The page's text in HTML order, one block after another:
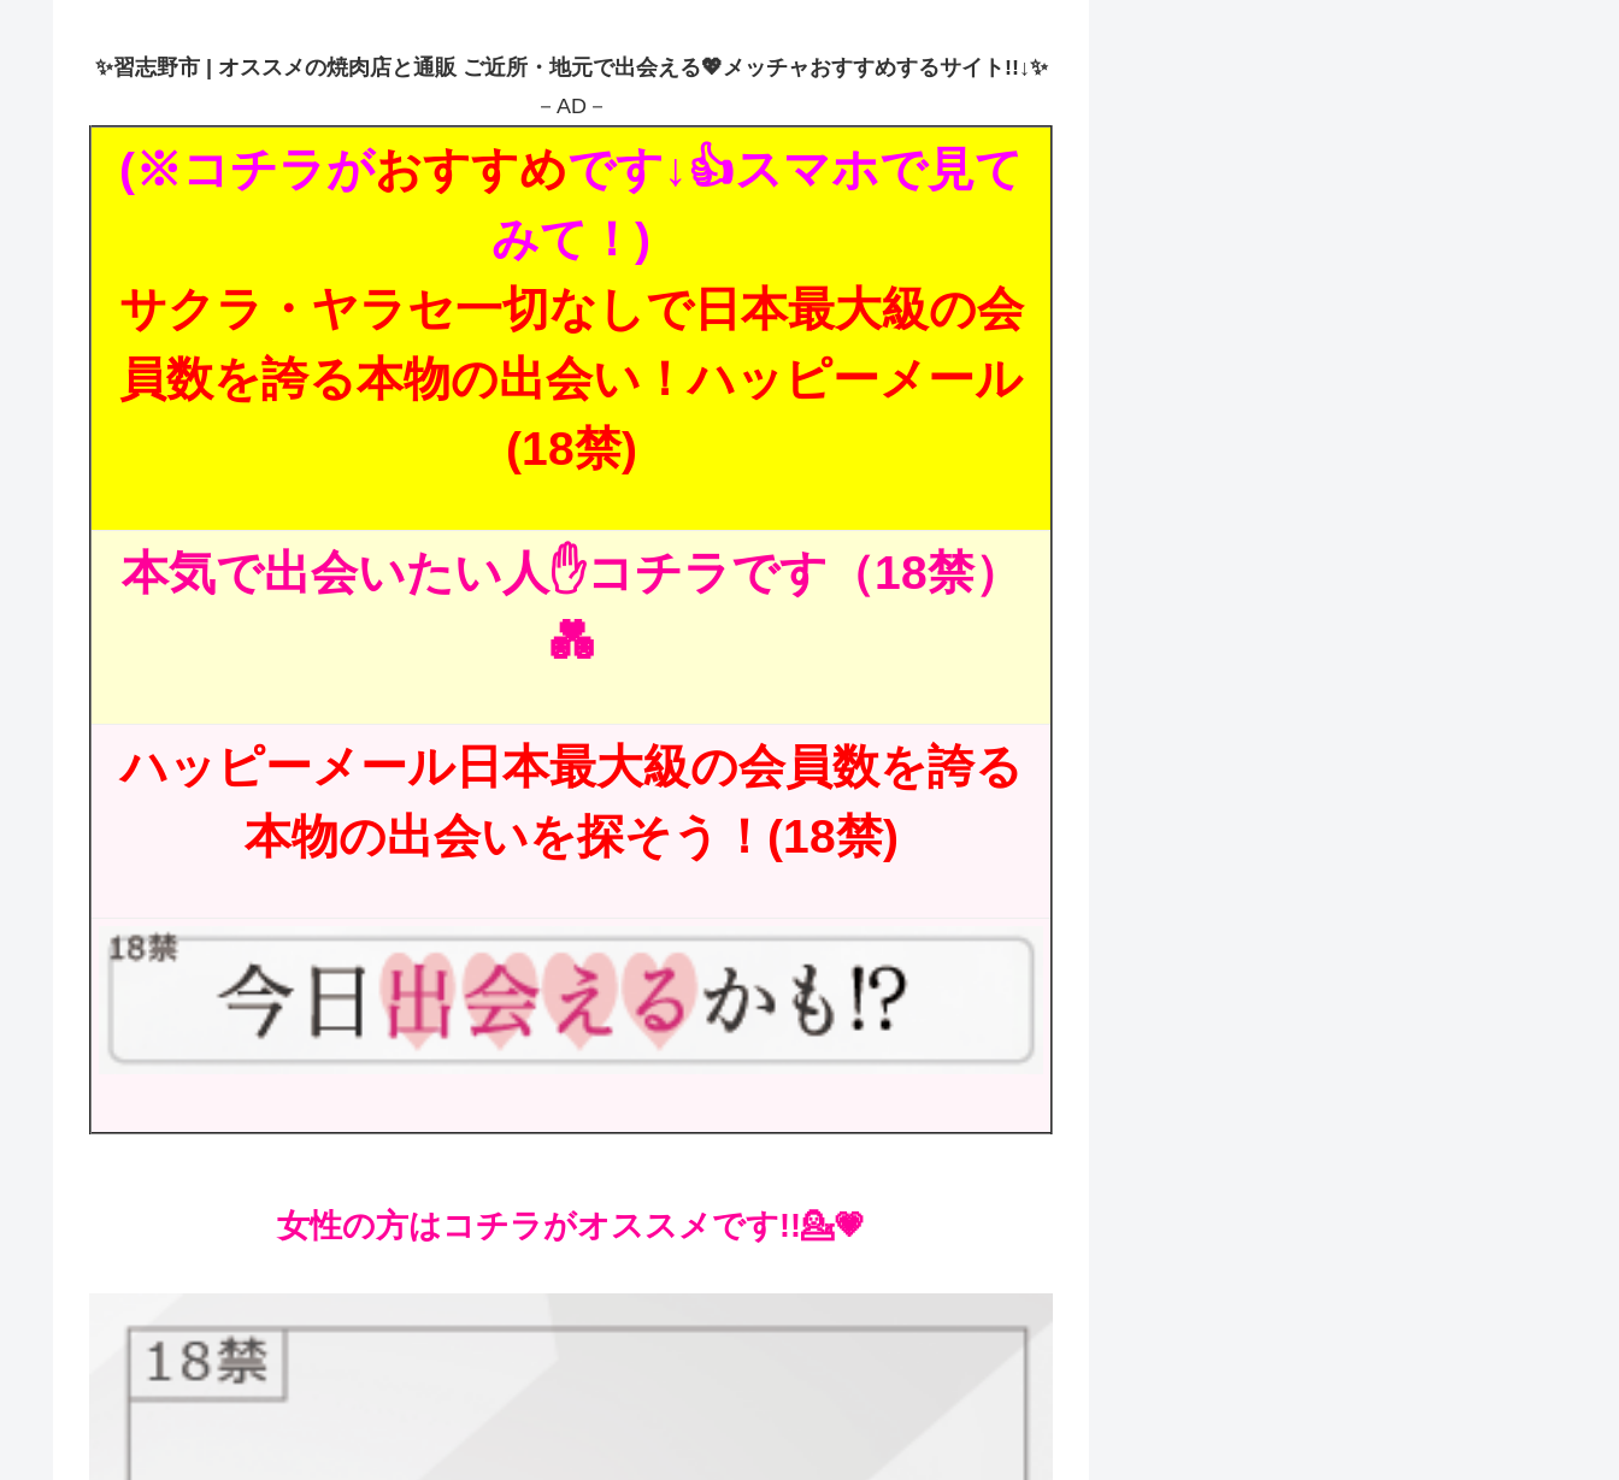
✨習志野市 | オススメの焼肉店と通販 ご近所・地元で出会える💖メッチャおすすめするサイト!!↓✨
－AD－
(※コチラがおすすめです↓👍スマホで見て
みて！)
サクラ・ヤラセ一切なしで日本最大級の会
員数を誇る本物の出会い！ハッピーメール
(18禁)
本気で出会いたい人✋コチラです（18禁）
💑
ハッピーメール日本最大級の会員数を誇る
本物の出会いを探そう！(18禁)
女性の方はコチラがオススメです!!💁💗